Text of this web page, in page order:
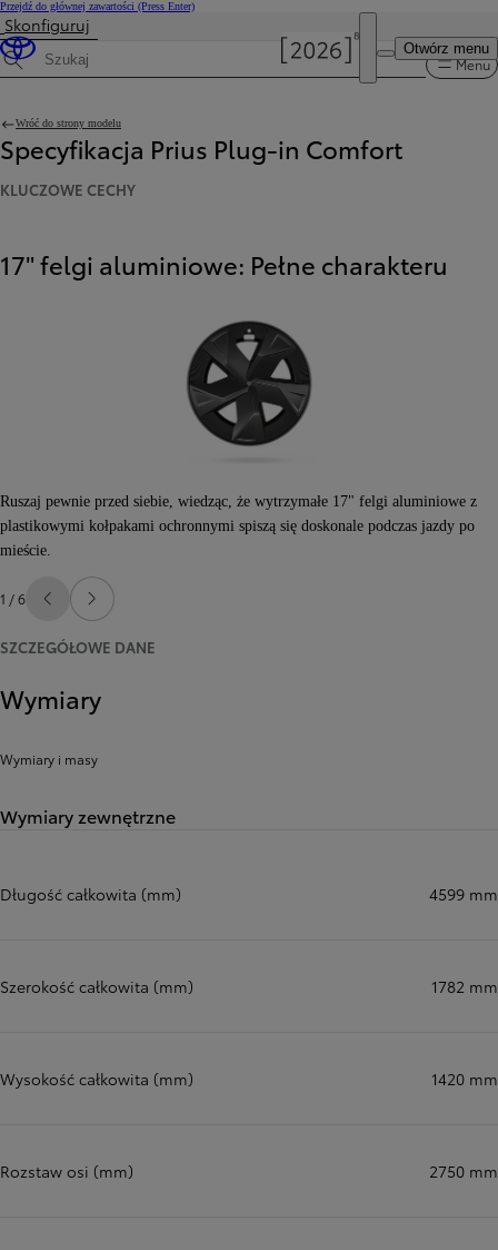
Przejdź do głównej zawartości (Press Enter)
Otwórz menu
Cena została zaktualizowana Cena Twojej konfiguracji została zmieniona na 180 400 zł.
Skonfiguruj
Wyszukaj dane techniczne Menu
Wróć do strony modelu
Specyfikacja Prius Plug-in Comfort
KLUCZOWE CECHY
17" felgi aluminiowe: Pełne charakteru
Ruszaj pewnie przed siebie, wiedząc, że wytrzymałe 17" felgi aluminiowe z
plastikowymi kołpakami ochronnymi spiszą się doskonale podczas jazdy po
mieście.
1 / 6 PoprzedniNastępny
SZCZEGÓŁOWE DANE
Wymiary
Wymiary i masy
Wymiary zewnętrzne
Długość całkowita (mm) 4599 mm
Szerokość całkowita (mm) 1782 mm
Wysokość całkowita (mm) 1420 mm
Rozstaw osi (mm) 2750 mm